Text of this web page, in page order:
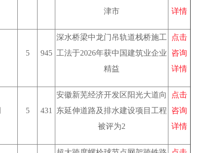
津市
详情
5 945
深水桥梁中龙门吊轨道栈桥施工
工法于2026年获中国建筑业企业
精益
点击
咨询
详情
5 431
安徽新芜经济开发区阳光大道向
东延伸道路及排水建设项目工程
被评为2
点击
咨询
详情